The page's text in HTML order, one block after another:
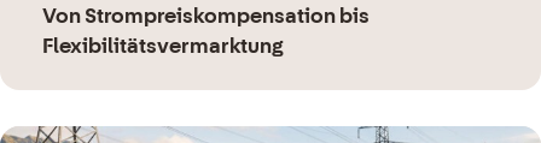
Von Strompreiskompensation bis
Flexibilitätsvermarktung